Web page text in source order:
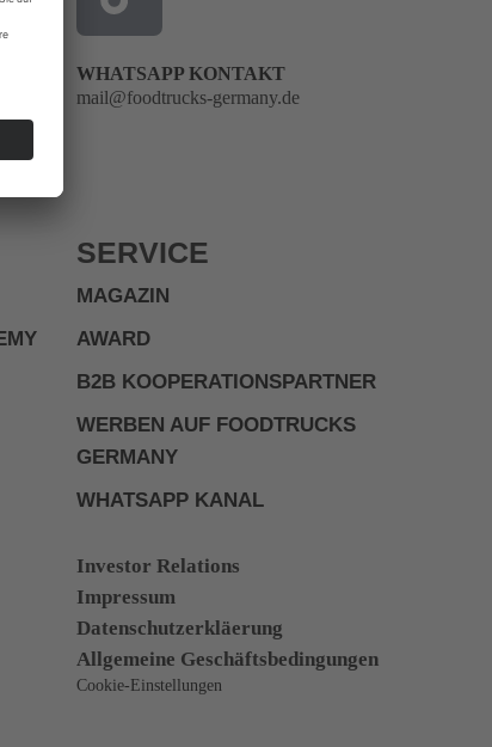
WHATSAPP KONTAKT
mail@foodtrucks-germany.de
SERVICE
MAGAZIN
AWARD
B2B KOOPERATIONSPARTNER
WERBEN AUF FOODTRUCKS
GERMANY
WHATSAPP KANAL
Investor Relations
Impressum
Datenschutzerkläerung
Allgemeine Geschäftsbedingungen
Cookie-Einstellungen